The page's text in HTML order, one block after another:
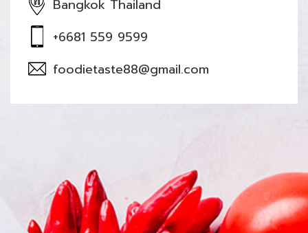
Bangkok Thailand
+6681 559 9599
foodietaste88@gmail.com